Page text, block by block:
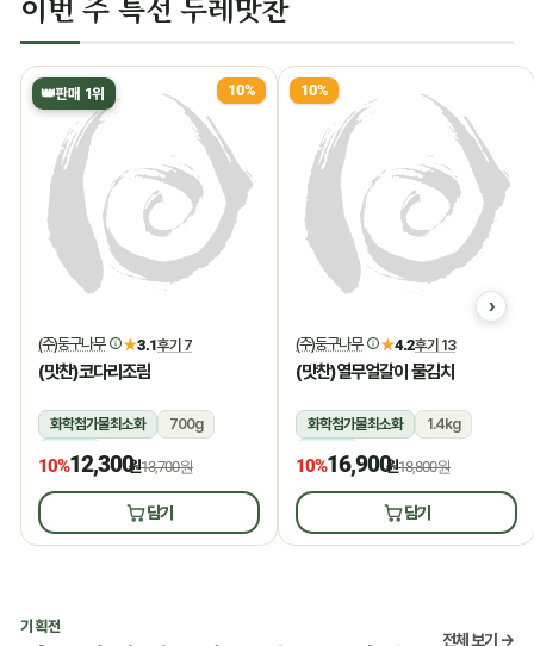
👑판매 1위 10%
(주)둥구나무 ★3.1후기 7
(맛찬)코다리조림
화학첨가물최소화
700g
냉장
10%12,300원13,700원
담기
10%
(주)둥구나무 ★4.2후기 13
(맛찬)열무얼갈이 물김치
화학첨가물최소화
1.4kg
냉장
10%16,900원18,800원
담기
기획전
전체 보기 →